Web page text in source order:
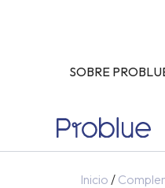
SOBRE
Inicio /